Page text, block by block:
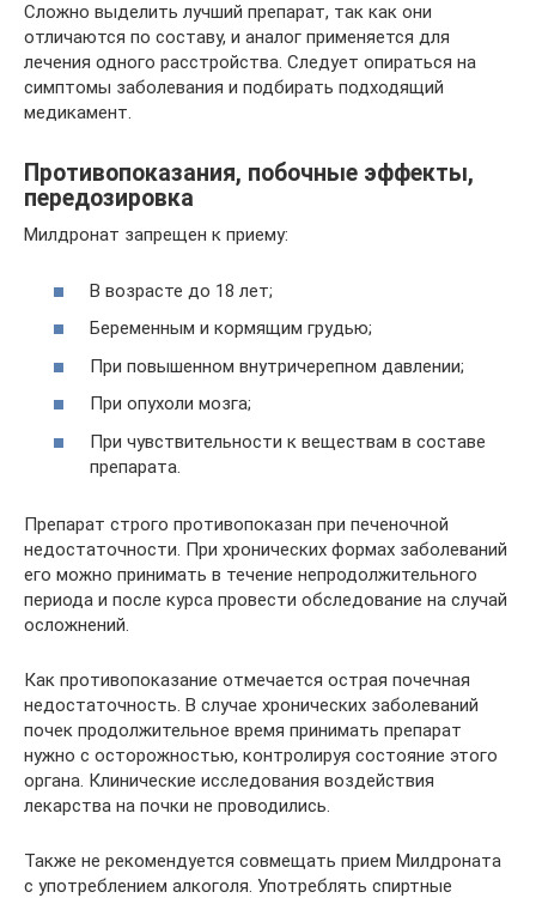
Сложно выделить лучший препарат, так как они
отличаются по составу, и аналог применяется для
лечения одного расстройства. Следует опираться на
симптомы заболевания и подбирать подходящий
медикамент.
Противопоказания, побочные эффекты,
передозировка
Милдронат запрещен к приему:
В возрасте до 18 лет;
Беременным и кормящим грудью;
При повышенном внутричерепном давлении;
При опухоли мозга;
При чувствительности к веществам в составе
препарата.
Препарат строго противопоказан при печеночной
недостаточности. При хронических формах заболеваний
его можно принимать в течение непродолжительного
периода и после курса провести обследование на случай
осложнений.
Как противопоказание отмечается острая почечная
недостаточность. В случае хронических заболеваний
почек продолжительное время принимать препарат
нужно с осторожностью, контролируя состояние этого
органа. Клинические исследования воздействия
лекарства на почки не проводились.
Также не рекомендуется совмещать прием Милдроната
с употреблением алкоголя. Употреблять спиртные